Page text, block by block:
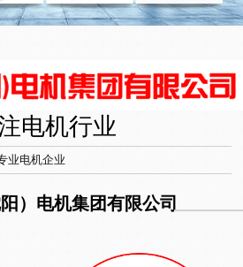
电机行业
业电机企业
）电机集团有限公司